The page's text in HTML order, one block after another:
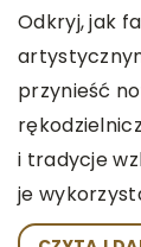
Odkryj, jak
przynieść
i tradycje
je